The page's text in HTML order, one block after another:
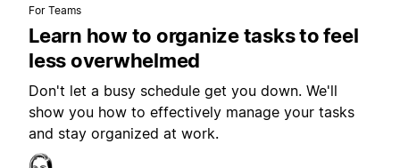
For Teams
Learn how to organize tasks to feel
less overwhelmed
Don't let a busy schedule get you down. We'll
show you how to effectively manage your tasks
and stay organized at work.